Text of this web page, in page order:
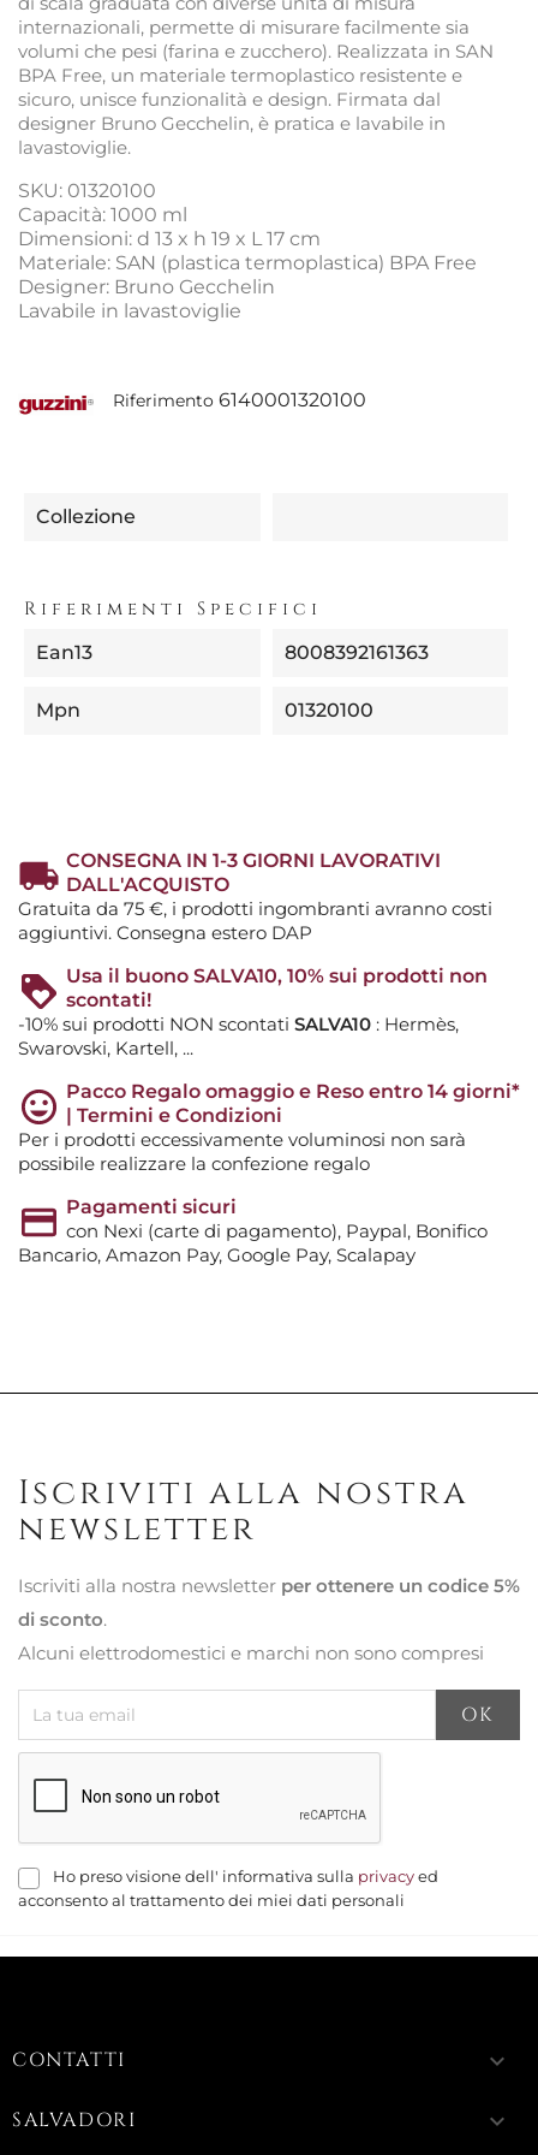
internazionali, permette di misurare facilmente sia
volumi che pesi (farina e zucchero). Realizzata in SAN
BPA Free, un materiale termoplastico resistente e
sicuro, unisce funzionalità e design. Firmata dal
designer Bruno Gecchelin, è pratica e lavabile in
lavastoviglie.
SKU: 01320100
Capacità: 1000 ml
Dimensioni: d 13 x h 19 x L 17 cm
Materiale: SAN (plastica termoplastica) BPA Free
Designer: Bruno Gecchelin
Lavabile in lavastoviglie
Riferimento 6140001320100
Collezione
Riferimenti Specifici
Ean13 8008392161363
Mpn 01320100
CONSEGNA IN 1-3 GIORNI LAVORATIVI
DALL'ACQUISTO
Gratuita da 75 €, i prodotti ingombranti avranno costi
aggiuntivi. Consegna estero DAP
Usa il buono SALVA10, 10% sui prodotti non
scontati!
-10% sui prodotti NON scontati SALVA10 : Hermès,
Swarovski, Kartell, ...
Pacco Regalo omaggio e Reso entro 14 giorni*
| Termini e Condizioni
Per i prodotti eccessivamente voluminosi non sarà
possibile realizzare la confezione regalo
Pagamenti sicuri
con Nexi (carte di pagamento), Paypal, Bonifico
Bancario, Amazon Pay, Google Pay, Scalapay
Iscriviti alla nostra
newsletter
Iscriviti alla nostra newsletter per ottenere un codice 5%
di sconto.
Alcuni elettrodomestici e marchi non sono compresi
Ho preso visione dell' informativa sulla privacy ed
acconsento al trattamento dei miei dati personali
CONTATTI keyboard_arrow_down
SALVADORI keyboard_arrow_down